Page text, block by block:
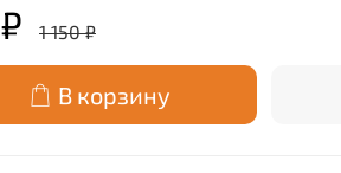
1 150 ₽
В корзину